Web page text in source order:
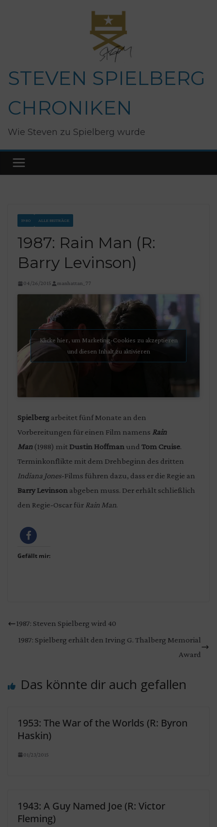
STEVEN SPIELBERG
CHRONIKEN
Wie Steven zu Spielberg wurde
1980 ALLE BEITRÄGE
1987: Rain Man (R:
Barry Levinson)
04/26/2015 manhattan_77
Klicke hier, um Marketing-Cookies zu akzeptieren
und diesen Inhalt zu aktivieren
Spielberg arbeitet fünf Monate an den
Vorbereitungen für einen Film namens Rain
Man(1988) mit Dustin Hoffman und Tom Cruise.
Terminkonflikte mit dem Drehbeginn des dritten
Indiana Jones-Films führen dazu, dass er die Regie an
Barry Levinson abgeben muss. Der erhält schließlich
den Regie-Oscar für Rain Man.
Gefällt mir:
1987: Steven Spielberg wird 40
1987: Spielberg erhält den Irving G. Thalberg Memorial
Award
Das könnte dir auch gefallen
1953: The War of the Worlds (R: Byron
Haskin)
01/23/2015
1943: A Guy Named Joe (R: Victor
Fleming)